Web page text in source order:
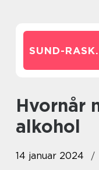
SUND-RASK.
Hvornår må man drikke
alkohol
14 januar 2024